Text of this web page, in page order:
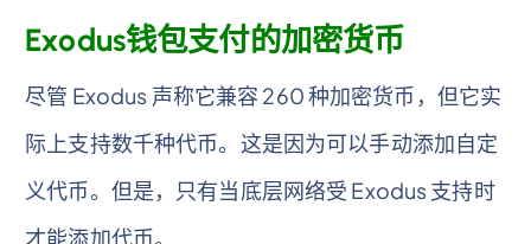
Exodus钱包支付的加密货币
尽管 Exodus 声称它兼容 260 种加密货币，但它实
际上支持数千种代币。这是因为可以手动添加自定
义代币。但是，只有当底层网络受 Exodus 支持时
才能添加代币。